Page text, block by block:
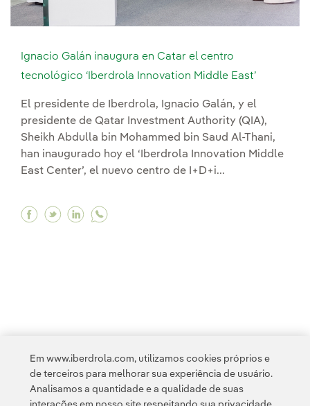
Ignacio Galán inaugura en Catar el centro
tecnológico ‘Iberdrola Innovation Middle East’
El presidente de Iberdrola, Ignacio Galán, y el
presidente de Qatar Investment Authority (QIA),
Sheikh Abdulla bin Mohammed bin Saud Al-Thani,
han inaugurado hoy el ‘Iberdrola Innovation Middle
East Center’, el nuevo centro de I+D+i...
Facebook Ignacio Galán inaugura en Catar el
Twitter Ignacio Galán inaugura en Catar
Linkedin Ignacio Galán inaugura en
25 26
Em www.iberdrola.com, utilizamos cookies próprios e
de terceiros para melhorar sua experiência de usuário.
Analisamos a quantidade e a qualidade de suas